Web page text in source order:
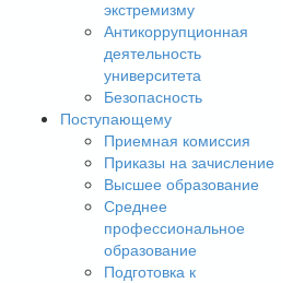
экстремизму
Антикоррупционная
деятельность
университета
Безопасность
Поступающему
Приемная комиссия
Приказы на зачисление
Высшее образование
Среднее
профессиональное
образование
Подготовка к